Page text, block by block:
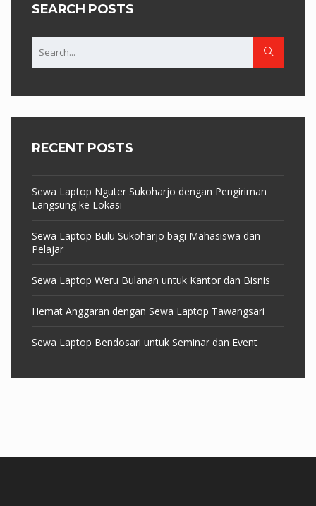
SEARCH POSTS
RECENT POSTS
Sewa Laptop Nguter Sukoharjo dengan Pengiriman
Langsung ke Lokasi
Sewa Laptop Bulu Sukoharjo bagi Mahasiswa dan
Pelajar
Sewa Laptop Weru Bulanan untuk Kantor dan Bisnis
Hemat Anggaran dengan Sewa Laptop Tawangsari
Sewa Laptop Bendosari untuk Seminar dan Event